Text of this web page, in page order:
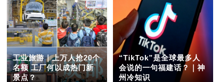
工业旅游｜上万人抢20个
名额 工厂何以成热门新
景点？
“TikTok”是全球最多人
会说的一句福建话？｜神
州冷知识